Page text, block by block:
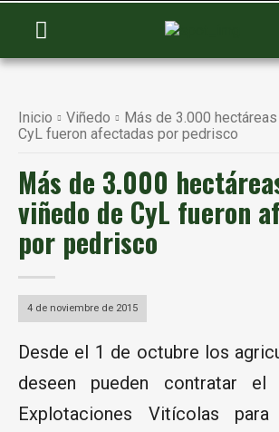
Inicio Viñedo
Más de 3.000
CyL fueron afectadas por pedrisco
Más de 3.000
viñedo de CyL fueron
por pedrisco
4 de noviembre de 2015
Desde el 1 de octubre los
deseen pueden contratar el
Explotaciones Vitícolas